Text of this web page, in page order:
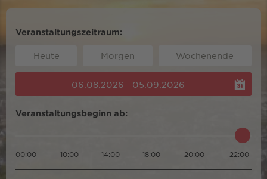
Veranstaltungszeitraum:
Heute Morgen Wochenende
06.08.2026 - 05.09.2026
Veranstaltungsbeginn ab:
00:00 10:00 14:00 18:00 20:00 22:00